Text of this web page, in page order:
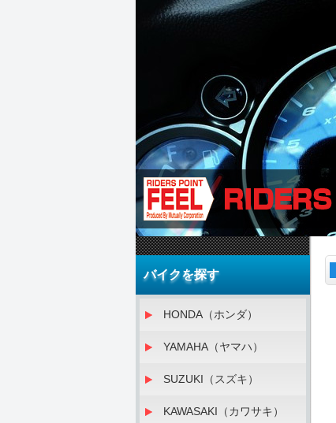
バイクを探す
HONDA（ホンダ）
YAMAHA（ヤマハ）
SUZUKI（スズキ）
KAWASAKI（カワサキ）